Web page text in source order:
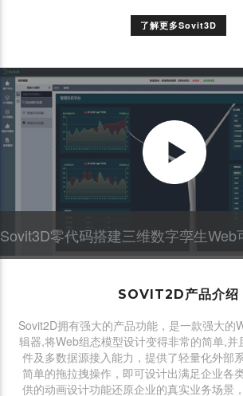
了解更多Sovit3D
Sovit3D零代码搭建三维数字孪生Web
SOVIT2D产品介绍
Sovit2D拥有强大的产品功能，是一款强大的
辑器,将Web组态模型设计变得非常的简单,并
件及多数据源接入能力，提供了轻量化外部
简单的拖拉拽操作，即可设计出满足企业各
供的动画设计功能还原企业的真实业务场景